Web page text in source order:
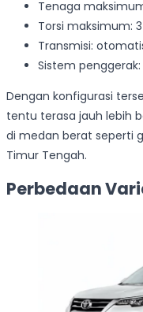
Tenaga
Torsi maksimum:
Transmisi:
Sistem
Dengan konfigurasi
tentu terasa jauh lebih
di medan berat seperti
Timur Tengah.
Perbedaan